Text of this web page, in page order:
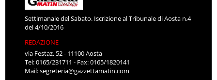
Settimanale del Sabato. Iscrizione al Tribunale di Aosta n.4
del 4/10/2016
REDAZIONE
via Festaz, 52 - 11100 Aosta
Tel: 0165/231711 - Fax: 0165/1820141
Mail:segreteria@gazzettamatin.com